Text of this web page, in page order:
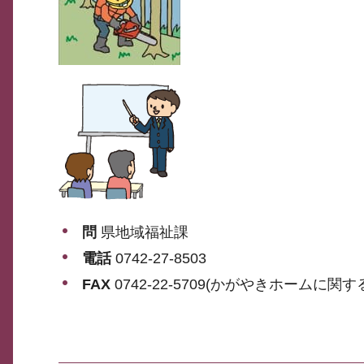
問 県地域福祉課
電話 0742-27-8503
FAX 0742-22-5709(かがやきホームに関す